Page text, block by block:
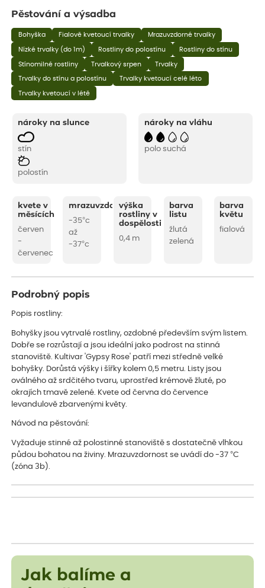
Pěstování a výsadba
Bohyška Fialově kvetoucí trvalky Mrazuvzdorné trvalky
Nízké trvalky (do 1m) Rostliny do polostínu Rostliny do stínu
Stínomilné rostliny Trvalkový srpen Trvalky
Trvalky do stínu a polostínu Trvalky kvetoucí celé léto
Trvalky kvetoucí v létě
nároky na slunce
stín
polostín
nároky na vláhu
polo suchá
kvete v
měsících
červen
-
červenec
mrazuvzdornost
-35°c
až
-37°c
výška
rostliny v
dospělosti
0,4 m
barva
listu
žlutá
zelená
barva
květu
fialová
Podrobný popis
Popis rostliny:
Bohyšky jsou vytrvalé rostliny, ozdobné především svým listem.
Dobře se rozrůstají a jsou ideální jako podrost na stinná
stanoviště. Kultivar 'Gypsy Rose' patří mezi středně velké
bohyšky. Dorůstá výšky i šířky kolem 0,5 metru. Listy jsou
oválného až srdčitého tvaru, uprostřed krémově žluté, po
okrajích tmavě zelené. Kvete od června do července
levandulově zbarvenými květy.
Návod na pěstování:
Vyžaduje stinné až polostinné stanoviště s dostatečně vlhkou
půdou bohatou na živiny. Mrazuvzdornost se uvádí do -37 °C
(zóna 3b).
Jak balíme a